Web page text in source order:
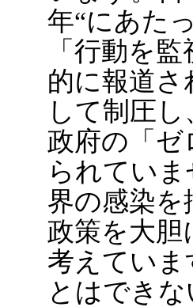
年“にあた
「行動を
的に報道
して制圧
政府の「ゼ
られてい
界の感染を
政策を大胆
考えてい
とはでき